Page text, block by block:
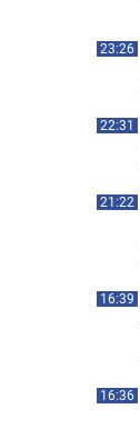
23:26
22:31
21:22
16:39
16:36